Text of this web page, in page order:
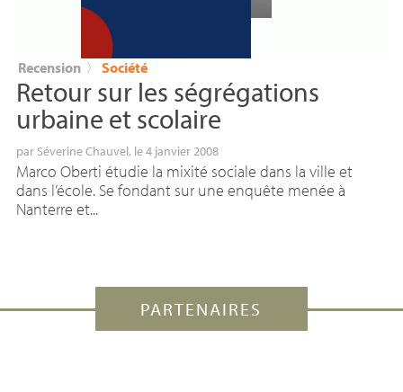
Recension 〉 Société
Retour sur les ségrégations
urbaine et scolaire
par Séverine Chauvel, le 4 janvier 2008
Marco Oberti étudie la mixité sociale dans la ville et
dans l’école. Se fondant sur une enquête menée à
Nanterre et...
PARTENAIRES